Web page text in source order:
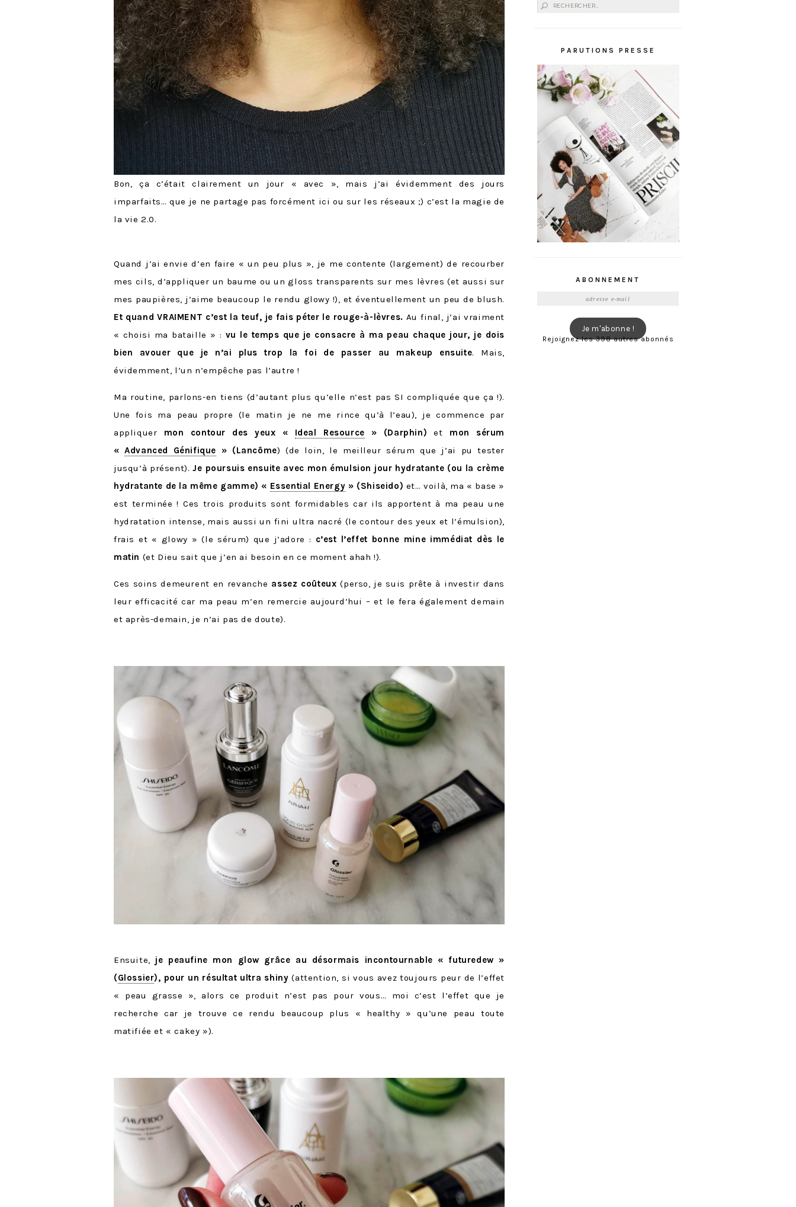
Bon, ça c’était clairement un jour « avec », mais j’ai évidemment des jours
imparfaits… que je ne partage pas forcément ici ou sur les réseaux ;) c’est la magie de
la vie 2.0.
Quand j’ai envie d’en faire « un peu plus », je me contente (largement) de recourber
mes cils, d’appliquer un baume ou un gloss transparents sur mes lèvres (et aussi sur
mes paupières, j’aime beaucoup le rendu glowy !), et éventuellement un peu de blush.
Et quand VRAIMENT c’est la teuf, je fais péter le rouge-à-lèvres. Au final, j’ai vraiment
« choisi ma bataille » : vu le temps que je consacre à ma peau chaque jour, je dois
bien avouer que je n’ai plus trop la foi de passer au makeup ensuite. Mais,
évidemment, l’un n’empêche pas l’autre !
Ma routine, parlons-en tiens (d’autant plus qu’elle n’est pas SI compliquée que ça !).
Une fois ma peau propre (le matin je ne me rince qu’à l’eau), je commence par
appliquer mon contour des yeux « Ideal Resource » (Darphin)et mon sérum
«Advanced Génifique » (Lancôme) (de loin, le meilleur sérum que j’ai pu tester
jusqu’à présent).Je poursuis ensuite avec mon émulsion jour hydratante (ou la crème
hydratante de la même gamme) « Essential Energy » (Shiseido) et… voilà, ma « base »
est terminée ! Ces trois produits sont formidables car ils apportent à ma peau une
hydratation intense, mais aussi un fini ultra nacré (le contour des yeux et l’émulsion),
frais et « glowy » (le sérum) que j’adore : c’est l’effet bonne mine immédiat dès le
matin (et Dieu sait que j’en ai besoin en ce moment ahah !).
Ces soins demeurent en revanche assez coûteux (perso, je suis prête à investir dans
leur efficacité car ma peau m’en remercie aujourd’hui – et le fera également demain
et après-demain, je n’ai pas de doute).
Ensuite, je peaufine mon glow grâce au désormais incontournable « futuredew »
(Glossier), pour un résultat ultra shiny(attention, si vous avez toujours peur de l’effet
« peau grasse », alors ce produit n’est pas pour vous… moi c’est l’effet que je
recherche car je trouve ce rendu beaucoup plus « healthy » qu’une peau toute
matifiée et « cakey »).
Rechercher :
PARUTIONS PRESSE
ABONNEMENT
Je m'abonne !
Rejoignez les 398 autres abonnés